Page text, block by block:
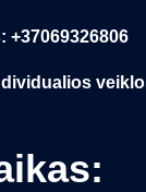
+37069326806